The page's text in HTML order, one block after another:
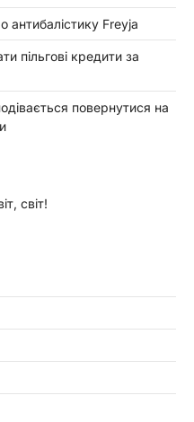
антибалістику Freyja
пільгові кредити за
повернутися на
світ!